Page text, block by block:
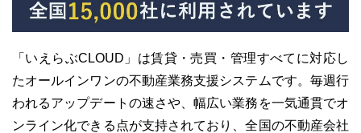
「いえらぶCLOUD」は賃貸・売買・管理すべてに対応し
たオールインワンの不動産業務支援システムです。毎週行
われるアップデートの速さや、幅広い業務を一気通貫でオ
ンライン化できる点が支持されており、全国の不動産会社